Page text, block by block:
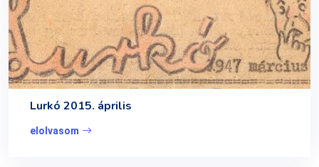
Lurkó 2015. április
elolvasom